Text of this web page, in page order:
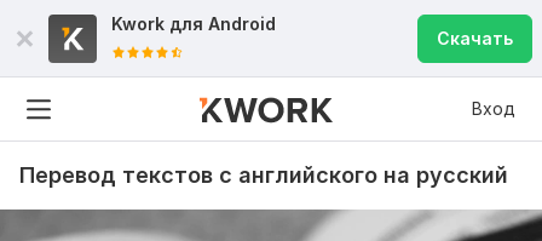
Kwork для Android
Скачать
Вход
Перевод текстов с английского на русский